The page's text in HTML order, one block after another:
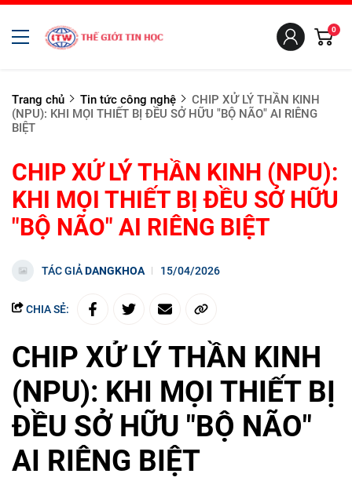
0
Trang chủ Tin tức công nghệ
CHIP XỬ LÝ THẦN KINH
(NPU): KHI MỌI THIẾT BỊ ĐỀU SỞ HỮU "BỘ NÃO" AI RIÊNG
BIỆT
CHIP XỬ LÝ THẦN KINH (NPU):
KHI MỌI THIẾT BỊ ĐỀU SỞ HỮU
"BỘ NÃO" AI RIÊNG BIỆT
TÁC GIẢDANGKHOA 15/04/2026
CHIA SẺ:
CHIP XỬ LÝ THẦN KINH
(NPU): KHI MỌI THIẾT BỊ
ĐỀU SỞ HỮU "BỘ NÃO"
AI RIÊNG BIỆT